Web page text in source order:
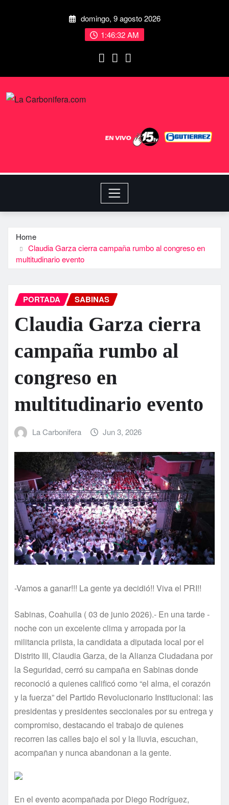
domingo, 9 agosto 2026
1:46:32 AM
Home
Claudia Garza cierra campaña rumbo al congreso en
multitudinario evento
PORTADA SABINAS
Claudia Garza cierra
campaña rumbo al
congreso en
multitudinario evento
La Carbonifera Jun 3, 2026
-Vamos a ganar!!! La gente ya decidió!! Viva el PRI!!
Sabinas, Coahuila ( 03 de junio 2026).- En una tarde -
noche con un excelente clima y arropada por la
militancia priista, la candidata a diputada local por el
Distrito III, Claudia Garza, de la Alianza Ciudadana por
la Seguridad, cerró su campaña en Sabinas donde
reconoció a quienes calificó como “el alma, el corazón
y la fuerza” del Partido Revolucionario Institucional: las
presidentas y presidentes seccionales por su entrega y
compromiso, destacando el trabajo de quienes
recorren las calles bajo el sol y la lluvia, escuchan,
acompañan y nunca abandonan a la gente.
En el evento acompañada por Diego Rodríguez,